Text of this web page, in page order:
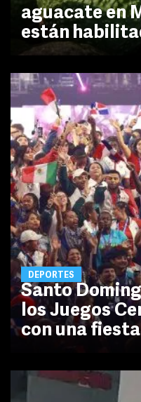
aguacate en
están
DEPORTES
Santo
los Juegos
con una